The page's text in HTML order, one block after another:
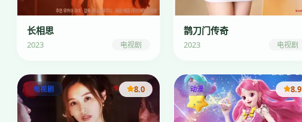
长相思
2023 电视剧
鹊刀门传奇
2023 电视剧
电视剧 8.0 动漫 8.9